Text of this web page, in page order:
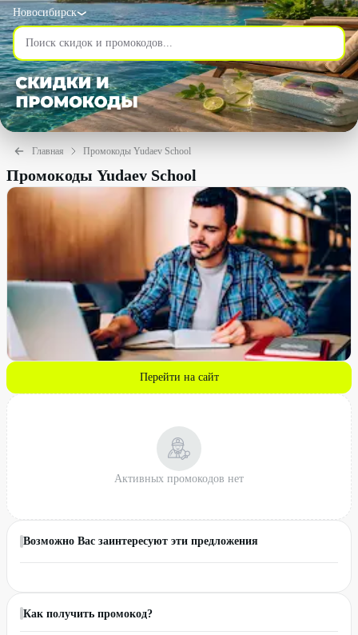
Новосибирск
Главная Промокоды Yudaev School
Промокоды Yudaev School
Перейти на сайт
Активных промокодов нет
Возможно Вас заинтересуют эти предложения
Как получить промокод?